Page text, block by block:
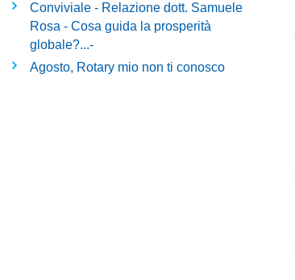
Conviviale - Relazione dott. Samuele
Rosa - Cosa guida la prosperità
globale?...-
Agosto, Rotary mio non ti conosco